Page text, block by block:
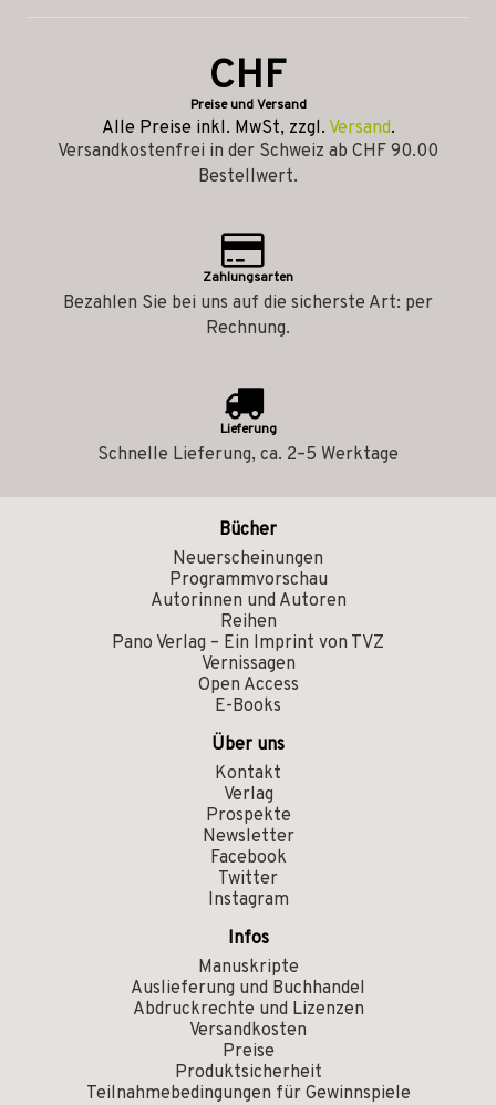
CHF
Preise und Versand
Alle Preise inkl. MwSt, zzgl. Versand.
Versandkostenfrei in der Schweiz ab CHF 90.00
Bestellwert.
Zahlungsarten
Bezahlen Sie bei uns auf die sicherste Art: per
Rechnung.
Lieferung
Schnelle Lieferung, ca. 2–5 Werktage
Bücher
Neuerscheinungen
Programmvorschau
Autorinnen und Autoren
Reihen
Pano Verlag – Ein Imprint von TVZ
Vernissagen
Open Access
E-Books
Über uns
Kontakt
Verlag
Prospekte
Newsletter
Facebook
Twitter
Instagram
Infos
Manuskripte
Auslieferung und Buchhandel
Abdruckrechte und Lizenzen
Versandkosten
Preise
Produktsicherheit
Teilnahmebedingungen für Gewinnspiele